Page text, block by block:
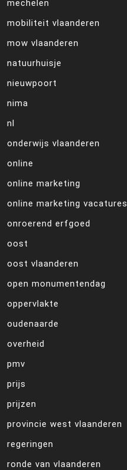
mechelen
mobiliteit vlaanderen
mow vlaanderen
natuurhuisje
nieuwpoort
nima
nl
onderwijs vlaanderen
online
online marketing
online marketing vacatures
onroerend erfgoed
oost
oost vlaanderen
open monumentendag
oppervlakte
oudenaarde
overheid
pmv
prijs
prijzen
provincie west vlaanderen
regeringen
ronde van vlaanderen